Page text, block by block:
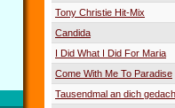
Tony Christie Hit-Mix
Candida
I Did What I Did For Maria
Come With Me To Paradise
Tausendmal an dich